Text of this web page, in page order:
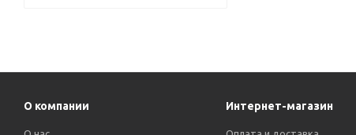
О компании Интернет-магазин